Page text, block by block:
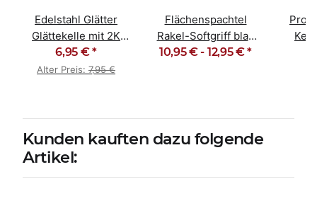
Edelstahl Glätter
Glättekelle mit 2K
ergo-grip rostfrei
6,95 €*
Alter Preis: 7,95 €
Flächenspachtel
Rakel-Softgriff blau
rostfrei 250-600mm
10,95 € - 12,95 €*
Profi
Kunden kauften dazu folgende
Artikel: